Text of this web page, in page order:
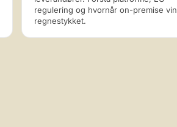
regulering og hvornår on-premise
regnestykket.